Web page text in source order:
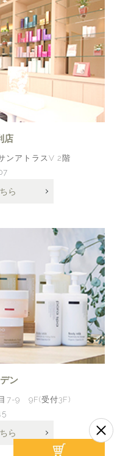
店
ンアトラスV 2階
ら
ン
7-9 9F(受付3F)
ら